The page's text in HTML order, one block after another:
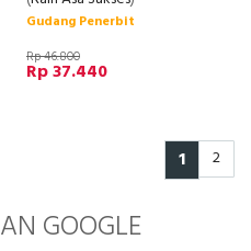
Gudang Penerbit
Rp 46.800
Rp 37.440
1 2
GOOGLE